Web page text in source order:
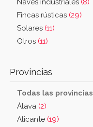
Naves industriales (8)
Fincas rústicas (29)
Solares (11)
Otros (11)
Provincias
Todas las provincias
Álava (2)
Alicante (19)